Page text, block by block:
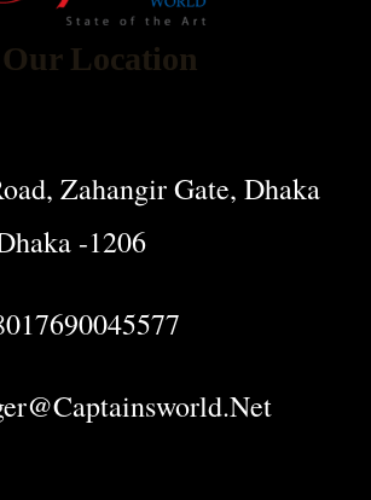
Our Location
Zahangir Gate, Dhaka
-1206